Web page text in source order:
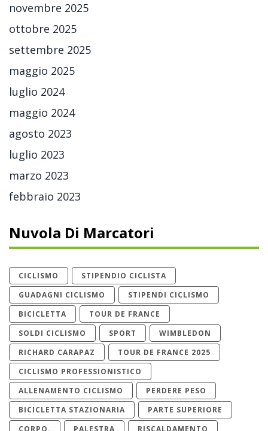
novembre 2025
ottobre 2025
settembre 2025
maggio 2025
luglio 2024
maggio 2024
agosto 2023
luglio 2023
marzo 2023
febbraio 2023
Nuvola Di Marcatori
CICLISMO
STIPENDIO CICLISTA
GUADAGNI CICLISMO
STIPENDI CICLISMO
BICICLETTA
TOUR DE FRANCE
SOLDI CICLISMO
SPORT
WIMBLEDON
RICHARD CARAPAZ
TOUR DE FRANCE 2025
CICLISMO PROFESSIONISTICO
ALLENAMENTO CICLISMO
PERDERE PESO
BICICLETTA STAZIONARIA
PARTE SUPERIORE